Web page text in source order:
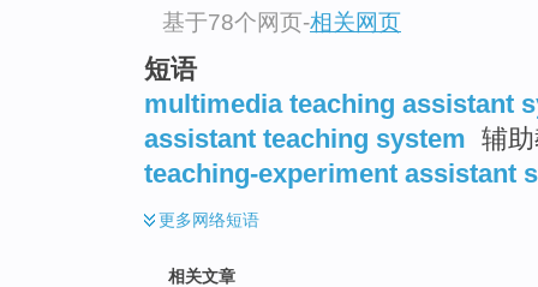
基于78个网页-相关网页
短语
multimedia teaching assistant
assistant teaching system 辅
teaching-experiment assistant
更多网络短语
相关文章